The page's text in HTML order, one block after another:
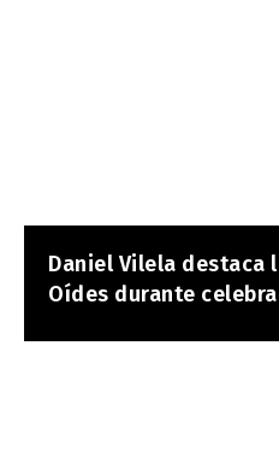
Daniel Vilela destaca
Oídes durante